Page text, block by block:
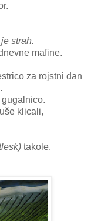
strah.
mafine.
za rojstni dan
klicali,
takole.